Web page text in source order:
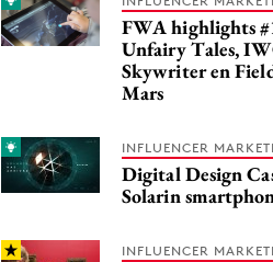
FWA highlights
Unfairy Tales,
Skywriter en
Mars
INFLUENCER
Digital Design
Solarin
INFLUENCER